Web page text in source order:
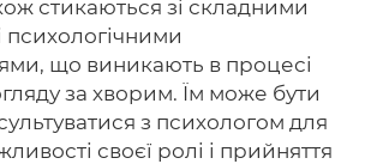
стикаються зі складними
що виникають в процесі
за хворим. Їм може бути
з психологом для
своєї ролі і прийняття